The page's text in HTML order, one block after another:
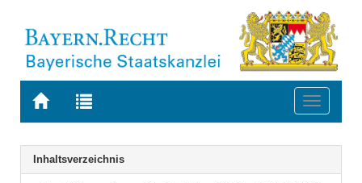
Zur
BAYERN.RECHT
Zur
letzten
Suche
Toggle
Navigation
Inhaltsverzeichnis